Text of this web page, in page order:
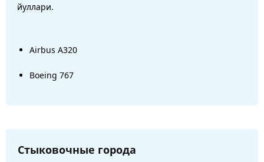
йуллари.
Airbus A320
Boeing 767
Стыковочные города